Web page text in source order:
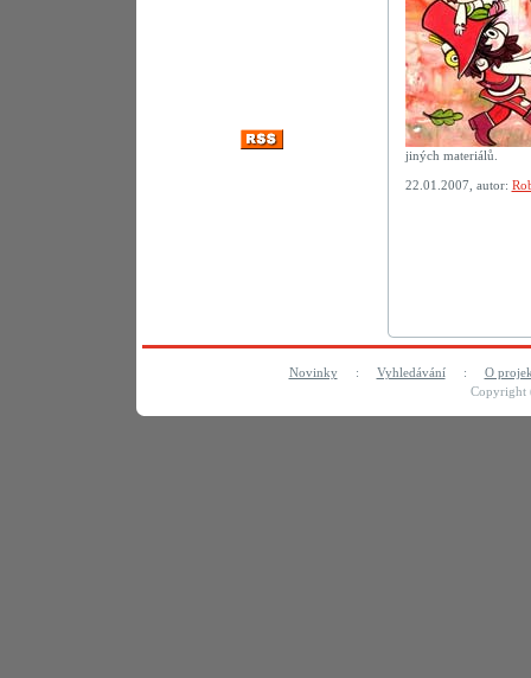
jiných materiálů.
22.01.2007, autor:
Novinky: Vyhledávání: O
Copyright